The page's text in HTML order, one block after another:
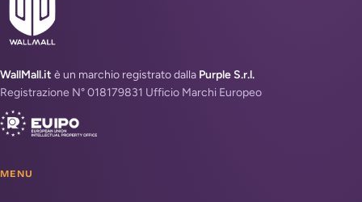
WallMall.it è un marchio registrato dalla Purple S.r.l.
Registrazione N° 018179831 Ufficio Marchi Europeo
MENU